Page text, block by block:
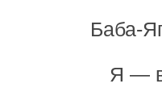
Баба-
Я —